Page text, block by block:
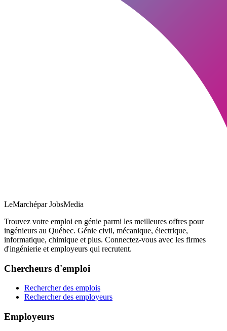
LeMarchépar JobsMedia
Trouvez votre emploi en génie parmi les meilleures offres pour
ingénieurs au Québec. Génie civil, mécanique, électrique,
informatique, chimique et plus. Connectez-vous avec les firmes
d'ingénierie et employeurs qui recrutent.
Chercheurs d'emploi
Rechercher des emplois
Rechercher des employeurs
Employeurs